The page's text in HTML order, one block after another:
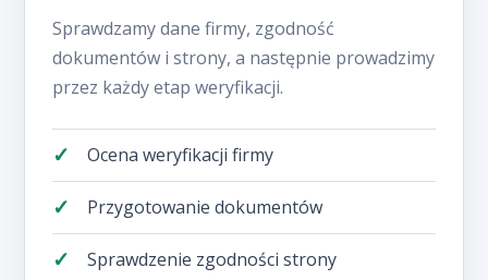
Sprawdzamy dane firmy, zgodność
dokumentów i strony, a następnie prowadzimy
przez każdy etap weryfikacji.
Ocena weryfikacji firmy
Przygotowanie dokumentów
Sprawdzenie zgodności strony